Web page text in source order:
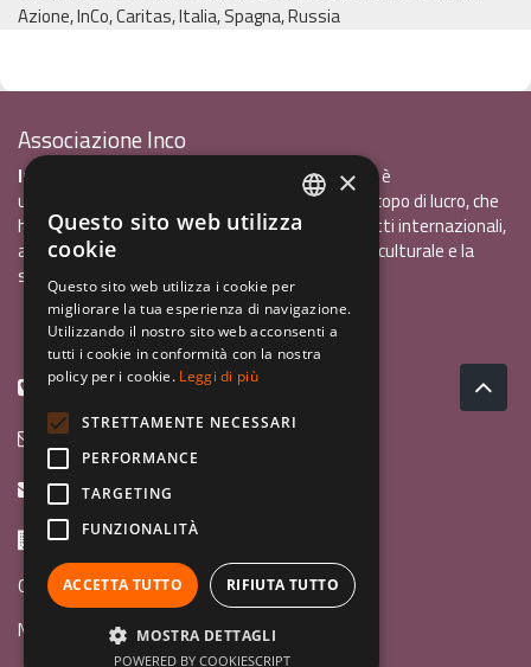
Azione, InCo, Caritas, Italia, Spagna, Russia
Associazione Inco
InCo - Interculturalità & Comunicazione APSè
un'associazione di promozione sociale, senza scopo di lucro, che
ha l'obiettivo di promuovere gli scambi e i contatti internazionali,
al fine accrescere tra i giovani la sensibilità interculturale e la
solidarietà internazionale.
Privacy policy.pdf120,41 kB
+39 0461 1822775
info@incoweb.org
inco@mypec.eu
Via Scipio Sighele 3 38122 - Trento (TN)
Guida ai programmi
News
GERMAN
×
Questo sito web utilizza
cookie
Questo sito web utilizza i cookie per
migliorare la tua esperienza di navigazione.
Utilizzando il nostro sito web acconsenti a
tutti i cookie in conformità con la nostra
policy per i cookie. Leggi di più
STRETTAMENTE NECESSARI
PERFORMANCE
TARGETING
FUNZIONALITÀ
ACCETTA TUTTO RIFIUTA TUTTO
MOSTRA DETTAGLI
POWERED BY COOKIESCRIPT